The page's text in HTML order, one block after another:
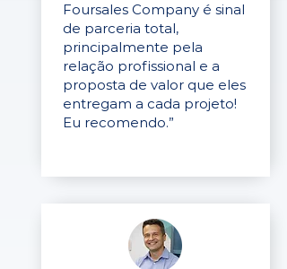
Foursales Company é sinal
de parceria total,
principalmente pela
relação profissional e a
proposta de valor que eles
entregam a cada projeto!
Eu recomendo.”